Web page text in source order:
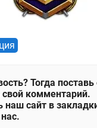
Тогда
свой комментарий.
наш сайт в